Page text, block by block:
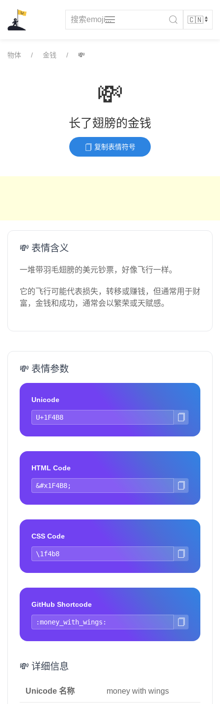
content
物体 金钱 💸
💸
长了翅膀的金钱
复制表情符号
💸 表情含义
一堆带羽毛翅膀的美元钞票，好像飞行一样。
它的飞行可能代表损失，转移或赚钱，但通常用于财
富，金钱和成功，通常会以繁荣或天赋感。
💸 表情参数
Unicode
HTML Code
CSS Code
GitHub Shortcode
💸 详细信息
Unicode 名称 money with wings